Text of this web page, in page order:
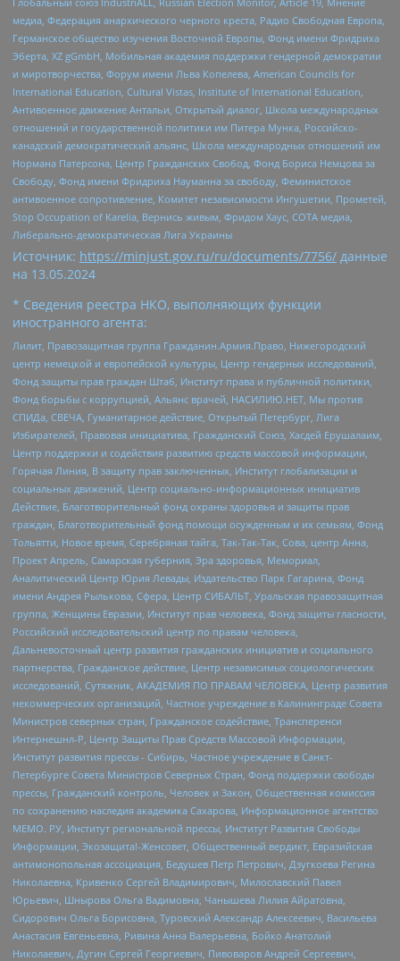
медиа, Федерация анархического черного креста, Радио Свободная Европа,
Германское общество изучения Восточной Европы, Фонд имени Фридриха
Эберта, XZ gGmbH, Мобильная академия поддержки гендерной демократии
и миротворчества, Форум имени Льва Копелева, American Councils for
International Education, Cultural Vistas, Institute of International Education,
Антивоенное движение Антальи, Открытый диалог, Школа международных
отношений и государственной политики им Питера Мунка, Российско-
канадский демократический альянс, Школа международных отношений им
Нормана Патерсона, Центр Гражданских Свобод, Фонд Бориса Немцова за
Свободу, Фонд имени Фридриха Науманна за свободу, Феминистское
антивоенное сопротивление, Комитет независимости Ингушетии, Прометей,
Stop Occupation of Karelia, Вернись живым, Фридом Хаус, СОТА медиа,
Либерально-демократическая Лига Украины
Источник: https://minjust.gov.ru/ru/documents/7756/ данные
на 13.05.2024
* Сведения реестра НКО, выполняющих функции
иностранного агента:
Лилит, Правозащитная группа Гражданин.Армия.Право, Нижегородский
центр немецкой и европейской культуры, Центр гендерных исследований,
Фонд защиты прав граждан Штаб, Институт права и публичной политики,
Фонд борьбы с коррупцией, Альянс врачей, НАСИЛИЮ.НЕТ, Мы против
СПИДа, СВЕЧА, Гуманитарное действие, Открытый Петербург, Лига
Избирателей, Правовая инициатива, Гражданский Союз, Хасдей Ерушалаим,
Центр поддержки и содействия развитию средств массовой информации,
Горячая Линия, В защиту прав заключенных, Институт глобализации и
социальных движений, Центр социально-информационных инициатив
Действие, Благотворительный фонд охраны здоровья и защиты прав
граждан, Благотворительный фонд помощи осужденным и их семьям, Фонд
Тольятти, Новое время, Серебряная тайга, Так-Так-Так, Сова, центр Анна,
Проект Апрель, Самарская губерния, Эра здоровья, Мемориал,
Аналитический Центр Юрия Левады, Издательство Парк Гагарина, Фонд
имени Андрея Рылькова, Сфера, Центр СИБАЛЬТ, Уральская правозащитная
группа, Женщины Евразии, Институт прав человека, Фонд защиты гласности,
Российский исследовательский центр по правам человека,
Дальневосточный центр развития гражданских инициатив и социального
партнерства, Гражданское действие, Центр независимых социологических
исследований, Сутяжник, АКАДЕМИЯ ПО ПРАВАМ ЧЕЛОВЕКА, Центр развития
некоммерческих организаций, Частное учреждение в Калининграде Совета
Министров северных стран, Гражданское содействие, Трансперенси
Интернешнл-Р, Центр Защиты Прав Средств Массовой Информации,
Институт развития прессы - Сибирь, Частное учреждение в Санкт-
Петербурге Совета Министров Северных Стран, Фонд поддержки свободы
прессы, Гражданский контроль, Человек и Закон, Общественная комиссия
по сохранению наследия академика Сахарова, Информационное агентство
МЕМО. РУ, Институт региональной прессы, Институт Развития Свободы
Информации, Экозащита!-Женсовет, Общественный вердикт, Евразийская
антимонопольная ассоциация, Бедушев Петр Петрович, Дзугкоева Регина
Николаевна, Кривенко Сергей Владимирович, Милославский Павел
Юрьевич, Шнырова Ольга Вадимовна, Чанышева Лилия Айратовна,
Сидорович Ольга Борисовна, Туровский Александр Алексеевич, Васильева
Анастасия Евгеньевна, Ривина Анна Валерьевна, Бойко Анатолий
Николаевич, Дугин Сергей Георгиевич, Пивоваров Андрей Сергеевич,